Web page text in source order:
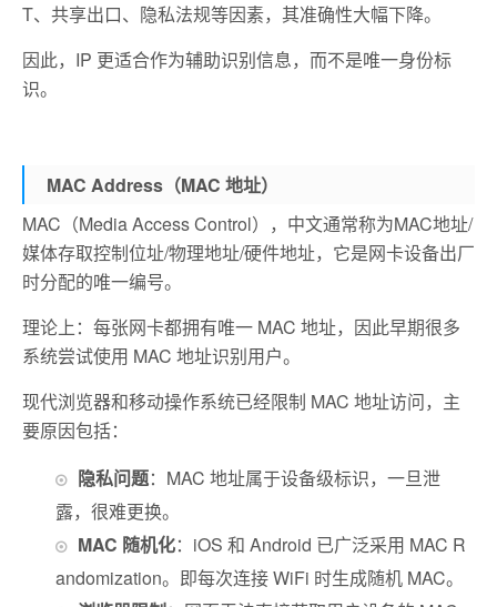
T、共享出口、隐私法规等因素，其准确性大幅下降。
因此，IP 更适合作为辅助识别信息，而不是唯一身份标
识。
MAC Address（MAC 地址）
MAC（Media Access Control），中文通常称为MAC地址/
媒体存取控制位址/物理地址/硬件地址，它是网卡设备出厂
时分配的唯一编号。
理论上：每张网卡都拥有唯一 MAC 地址，因此早期很多
系统尝试使用 MAC 地址识别用户。
现代浏览器和移动操作系统已经限制 MAC 地址访问， 主
要原因包括：
隐私问题： MAC 地址属于设备级标识， 一旦泄
露，很难更换。
MAC 随机化： iOS 和 Android 已广泛采用 MAC R
andomization。 即每次连接 WiFi 时生成随机 MAC。